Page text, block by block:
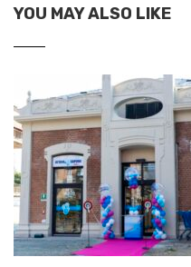
YOU MAY ALSO LIKE